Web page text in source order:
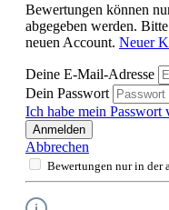
Bewertungen können
abgegeben werden.
neuen Account. Neuer
Deine E-Mail-Adresse
Dein Passwort
Ich habe mein Passwort
Anmelden
Abbrechen
Bewertungen nur in der